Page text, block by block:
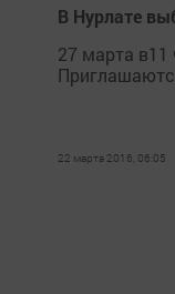
В Нурлате
27 марта
22 марта 2016, 06:05